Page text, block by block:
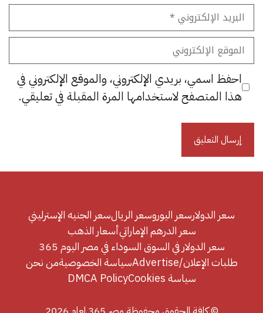
البريد
الإلكتروني
الموقع
الإلكتروني
احفظ اسمي، بريدي الإلكتروني، والموقع الإلكتروني في
هذا المتصفح لاستخدامها المرة المقبلة في تعليقي.
سعر الدولارسعر اليوروسعر الريالسعر الجنيه الإسترليني
سعر الدرهم الإماراتيأسعار الذهب
سعر الدولار في السوق السوداء في مصر اليوم 365
طلبات الإعلان/Advertise
سياسة الخصوصيةمن نحن
سياسة Cookies
DMCA Policy